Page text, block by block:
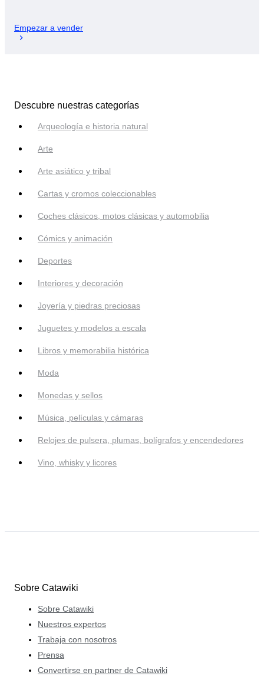
Empezar a vender
Descubre nuestras categorías
Arqueología e historia natural
Arte
Arte asiático y tribal
Cartas y cromos coleccionables
Coches clásicos, motos clásicas y automobilia
Cómics y animación
Deportes
Interiores y decoración
Joyería y piedras preciosas
Juguetes y modelos a escala
Libros y memorabilia histórica
Moda
Monedas y sellos
Música, películas y cámaras
Relojes de pulsera, plumas, bolígrafos y encendedores
Vino, whisky y licores
Sobre Catawiki
Sobre Catawiki
Nuestros expertos
Trabaja con nosotros
Prensa
Convertirse en partner de Catawiki